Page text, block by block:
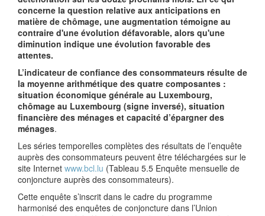
concerne la question relative aux anticipations en
matière de chômage, une augmentation témoigne au
contraire d'une évolution défavorable, alors qu'une
diminution indique une évolution favorable des
attentes.
L’indicateur de confiance des consommateurs résulte de
la moyenne arithmétique des quatre composantes :
situation économique générale au Luxembourg,
chômage au Luxembourg (signe inversé), situation
financière des ménages et capacité d’épargner des
ménages.
Les séries temporelles complètes des résultats de l’enquête
auprès des consommateurs peuvent être téléchargées sur le
site Internet www.bcl.lu (Tableau 5.5 Enquête mensuelle de
conjoncture auprès des consommateurs).
Cette enquête s’inscrit dans le cadre du programme
harmonisé des enquêtes de conjoncture dans l’Union